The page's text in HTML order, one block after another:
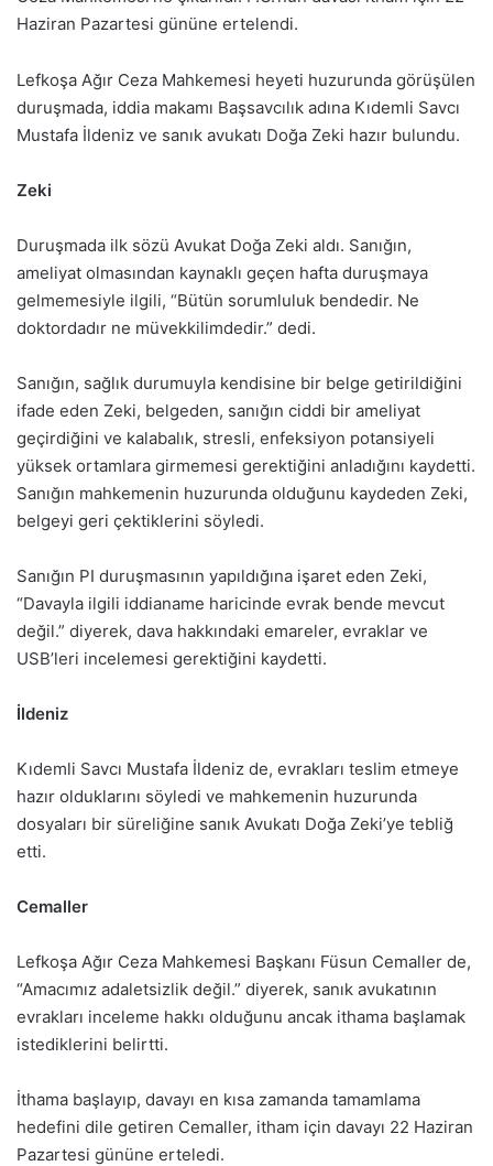
Haziran Pazartesi gününe ertelendi.
Lefkoşa Ağır Ceza Mahkemesi heyeti huzurunda görüşülen
duruşmada, iddia makamı Başsavcılık adına Kıdemli Savcı
Mustafa İldeniz ve sanık avukatı Doğa Zeki hazır bulundu.
Zeki
Duruşmada ilk sözü Avukat Doğa Zeki aldı. Sanığın,
ameliyat olmasından kaynaklı geçen hafta duruşmaya
gelmemesiyle ilgili, “Bütün sorumluluk bendedir. Ne
doktordadır ne müvekkilimdedir.” dedi.
Sanığın, sağlık durumuyla kendisine bir belge getirildiğini
ifade eden Zeki, belgeden, sanığın ciddi bir ameliyat
geçirdiğini ve kalabalık, stresli, enfeksiyon potansiyeli
yüksek ortamlara girmemesi gerektiğini anladığını kaydetti.
Sanığın mahkemenin huzurunda olduğunu kaydeden Zeki,
belgeyi geri çektiklerini söyledi.
Sanığın PI duruşmasının yapıldığına işaret eden Zeki,
“Davayla ilgili iddianame haricinde evrak bende mevcut
değil.” diyerek, dava hakkındaki emareler, evraklar ve
USB’leri incelemesi gerektiğini kaydetti.
İldeniz
Kıdemli Savcı Mustafa İldeniz de, evrakları teslim etmeye
hazır olduklarını söyledi ve mahkemenin huzurunda
dosyaları bir süreliğine sanık Avukatı Doğa Zeki’ye tebliğ
etti.
Cemaller
Lefkoşa Ağır Ceza Mahkemesi Başkanı Füsun Cemaller de,
“Amacımız adaletsizlik değil.” diyerek, sanık avukatının
evrakları inceleme hakkı olduğunu ancak ithama başlamak
istediklerini belirtti.
İthama başlayıp, davayı en kısa zamanda tamamlama
hedefini dile getiren Cemaller, itham için davayı 22 Haziran
Pazartesi gününe erteledi.